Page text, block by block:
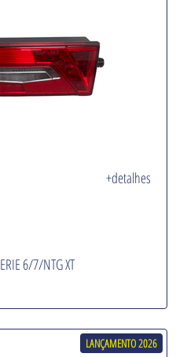
+detalhes
6/7/NTG XT
LANÇAMENTO 2026